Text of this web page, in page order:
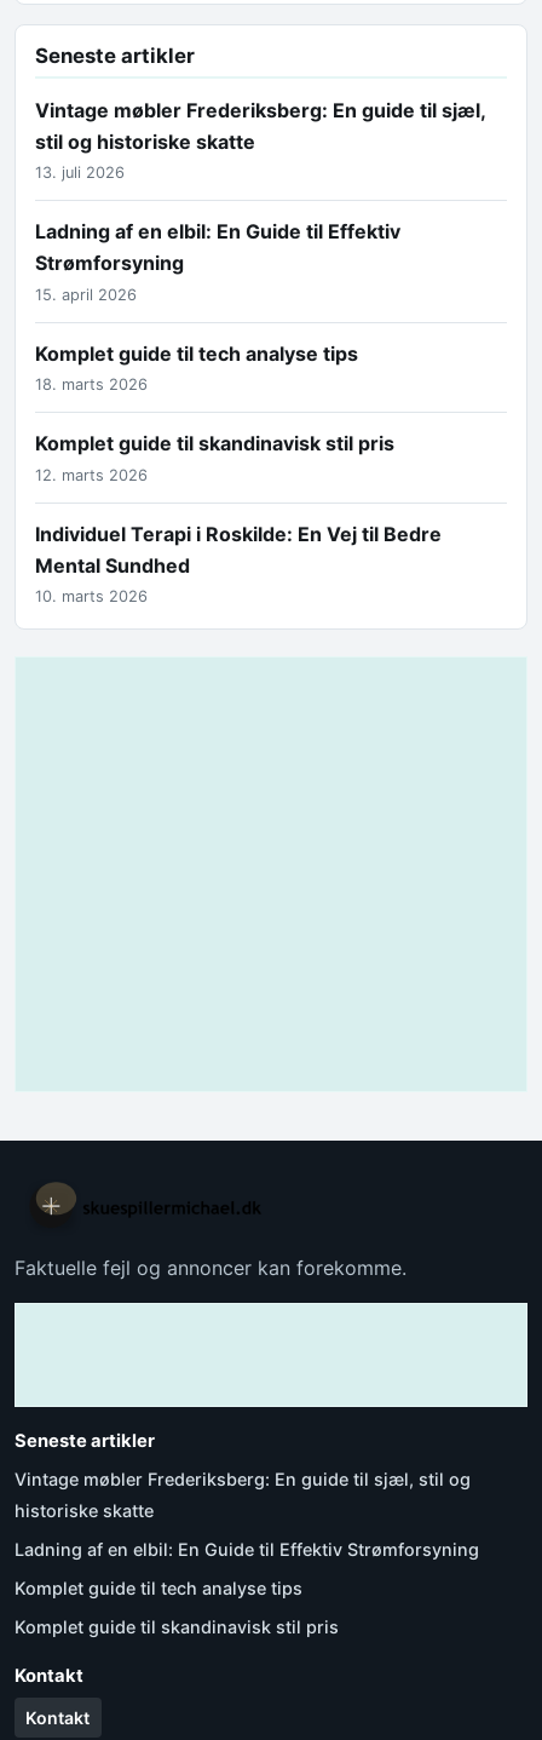
Seneste artikler
Vintage møbler Frederiksberg: En guide til sjæl,
stil og historiske skatte
13. juli 2026
Ladning af en elbil: En Guide til Effektiv
Strømforsyning
15. april 2026
Komplet guide til tech analyse tips
18. marts 2026
Komplet guide til skandinavisk stil pris
12. marts 2026
Individuel Terapi i Roskilde: En Vej til Bedre
Mental Sundhed
10. marts 2026
Faktuelle fejl og annoncer kan forekomme.
Seneste artikler
Vintage møbler Frederiksberg: En guide til sjæl, stil og
historiske skatte
Ladning af en elbil: En Guide til Effektiv Strømforsyning
Komplet guide til tech analyse tips
Komplet guide til skandinavisk stil pris
Kontakt
Kontakt